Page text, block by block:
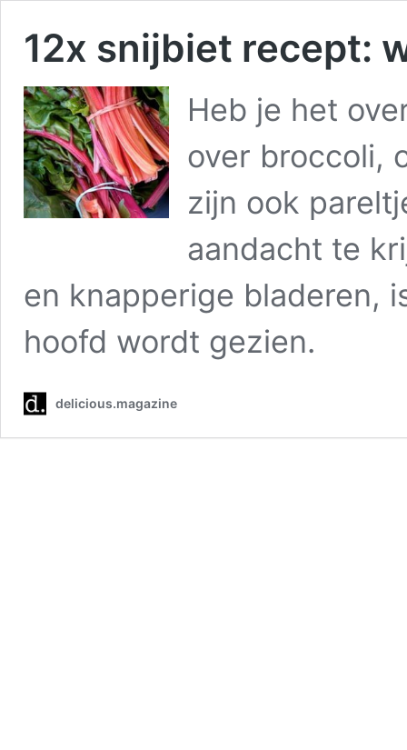
12x snijbiet recept:
Heb je het
over broccoli,
zijn ook
aandacht te
en knapperige bladeren,
hoofd wordt gezien.
delicious.magazine